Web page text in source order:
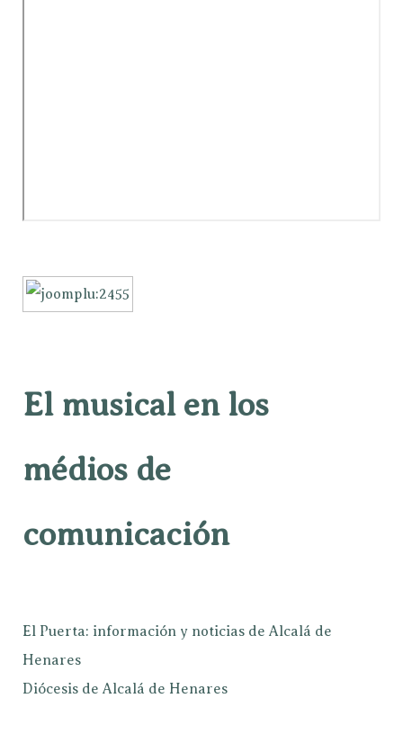
El musical en los
médios de
comunicación
El Puerta: información y noticias de Alcalá de
Henares
Diócesis de Alcalá de Henares